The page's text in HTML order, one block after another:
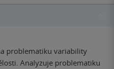
problematiku variability
Analyzuje problematiku